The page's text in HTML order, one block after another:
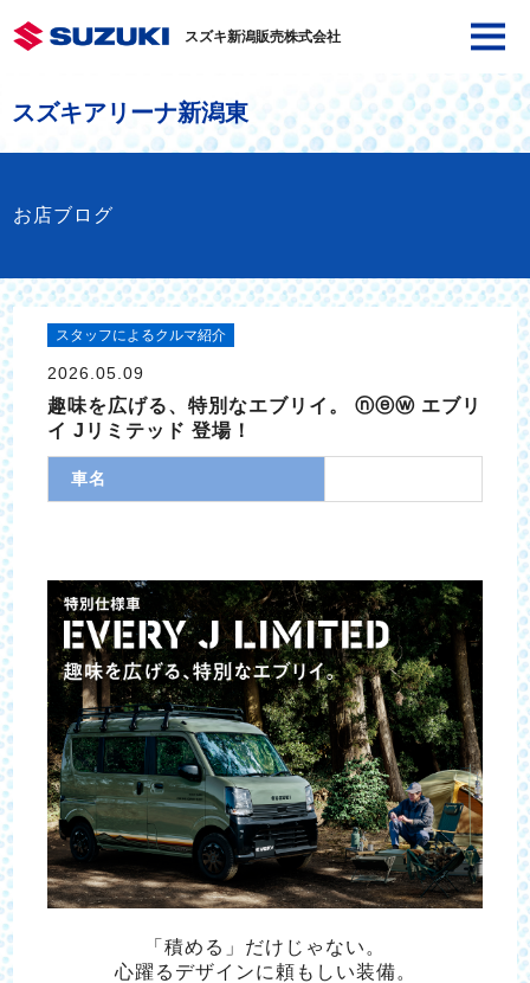
スズキ新潟販売株式会社
スズキアリーナ新潟東
お店ブログ
スタッフによるクルマ紹介
2026.05.09
趣味を広げる、特別なエブリイ。 ⓝⓔⓦ エブリ
イ Jリミテッド 登場！
車名
「積める」だけじゃない。
心躍るデザインに頼もしい装備。